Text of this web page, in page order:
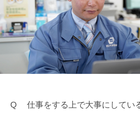
仕事をする上で大事にしてい